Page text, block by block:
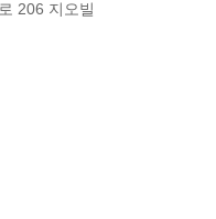
206 지오빌